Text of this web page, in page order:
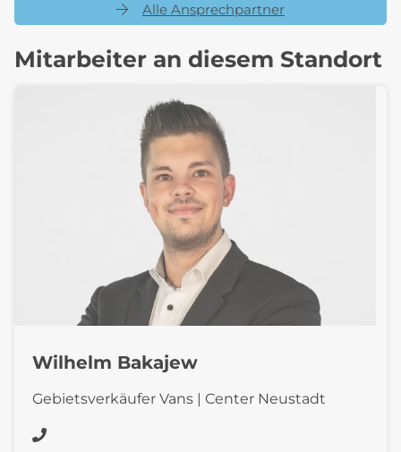
Alle Ansprechpartner
Mitarbeiter an diesem Standort
Wilhelm Bakajew
Gebietsverkäufer Vans | Center Neustadt